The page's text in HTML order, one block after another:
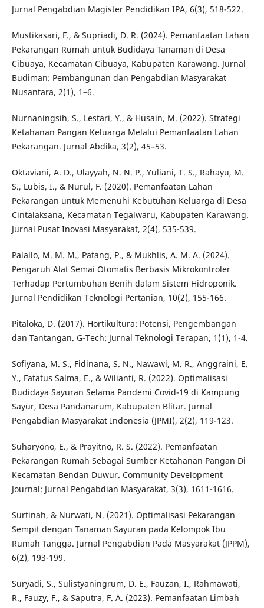
Jurnal Pengabdian Magister Pendidikan IPA, 6(3), 518-522.
Mustikasari, F., & Supriadi, D. R. (2024). Pemanfaatan Lahan
Pekarangan Rumah untuk Budidaya Tanaman di Desa
Cibuaya, Kecamatan Cibuaya, Kabupaten Karawang. Jurnal
Budiman: Pembangunan dan Pengabdian Masyarakat
Nusantara, 2(1), 1–6.
Nurnaningsih, S., Lestari, Y., & Husain, M. (2022). Strategi
Ketahanan Pangan Keluarga Melalui Pemanfaatan Lahan
Pekarangan. Jurnal Abdika, 3(2), 45–53.
Oktaviani, A. D., Ulayyah, N. N. P., Yuliani, T. S., Rahayu, M.
S., Lubis, I., & Nurul, F. (2020). Pemanfaatan Lahan
Pekarangan untuk Memenuhi Kebutuhan Keluarga di Desa
Cintalaksana, Kecamatan Tegalwaru, Kabupaten Karawang.
Jurnal Pusat Inovasi Masyarakat, 2(4), 535-539.
Palallo, M. M. M., Patang, P., & Mukhlis, A. M. A. (2024).
Pengaruh Alat Semai Otomatis Berbasis Mikrokontroler
Terhadap Pertumbuhan Benih dalam Sistem Hidroponik.
Jurnal Pendidikan Teknologi Pertanian, 10(2), 155-166.
Pitaloka, D. (2017). Hortikultura: Potensi, Pengembangan
dan Tantangan. G-Tech: Jurnal Teknologi Terapan, 1(1), 1-4.
Sofiyana, M. S., Fidinana, S. N., Nawawi, M. R., Anggraini, E.
Y., Fatatus Salma, E., & Wilianti, R. (2022). Optimalisasi
Budidaya Sayuran Selama Pandemi Covid-19 di Kampung
Sayur, Desa Pandanarum, Kabupaten Blitar. Jurnal
Pengabdian Masyarakat Indonesia (JPMI), 2(2), 119-123.
Suharyono, E., & Prayitno, R. S. (2022). Pemanfaatan
Pekarangan Rumah Sebagai Sumber Ketahanan Pangan Di
Kecamatan Bendan Duwur. Community Development
Journal: Jurnal Pengabdian Masyarakat, 3(3), 1611-1616.
Surtinah, & Nurwati, N. (2021). Optimalisasi Pekarangan
Sempit dengan Tanaman Sayuran pada Kelompok Ibu
Rumah Tangga. Jurnal Pengabdian Pada Masyarakat (JPPM),
6(2), 193-199.
Suryadi, S., Sulistyaningrum, D. E., Fauzan, I., Rahmawati,
R., Fauzy, F., & Saputra, F. A. (2023). Pemanfaatan Limbah